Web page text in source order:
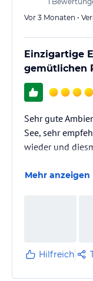
Vor 3 Monaten •
Einzigartige
gemütlichen
Sehr gute
See, sehr
wieder und
Mehr anzeigen
Hilfreich